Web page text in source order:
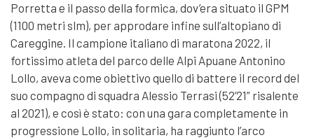
Porretta e il passo della formica, dov’era situato il GPM
(1100 metri slm), per approdare infine sull’altopiano di
Careggine. Il campione italiano di maratona 2022, il
fortissimo atleta del parco delle Alpi Apuane Antonino
Lollo, aveva come obiettivo quello di battere il record del
suo compagno di squadra Alessio Terrasi (52’21” risalente
al 2021), e così è stato: con una gara completamente in
progressione Lollo, in solitaria, ha raggiunto l’arco